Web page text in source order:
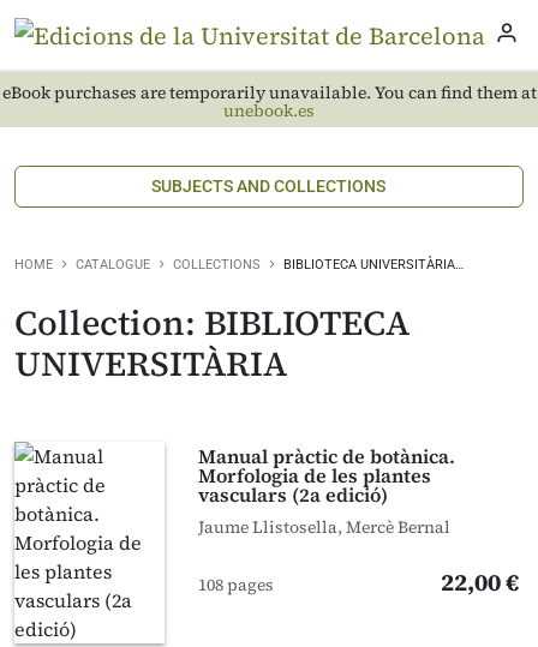
eBook purchases are temporarily unavailable. You can find them at
unebook.es
SUBJECTS AND COLLECTIONS
HOME CATALOGUE COLLECTIONS BIBLIOTECA UNIVERSITÀRIA…
Collection: BIBLIOTECA
UNIVERSITÀRIA
Manual pràctic de botànica.
Morfologia de les plantes
vasculars (2a edició)
Jaume Llistosella, Mercè Bernal
108 pages 22,00 €